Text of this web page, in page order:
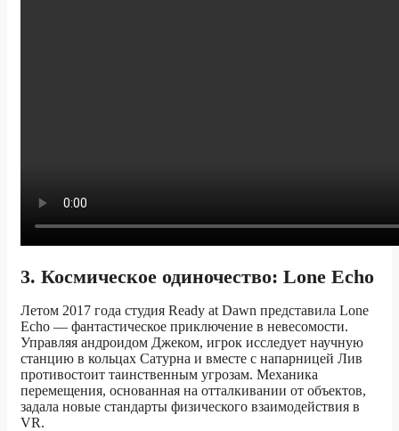
3. Космическое одиночество: Lone Echo
Летом 2017 года студия Ready at Dawn представила Lone
Echo — фантастическое приключение в невесомости.
Управляя андроидом Джеком, игрок исследует научную
станцию в кольцах Сатурна и вместе с напарницей Лив
противостоит таинственным угрозам. Механика
перемещения, основанная на отталкивании от объектов,
задала новые стандарты физического взаимодействия в
VR.